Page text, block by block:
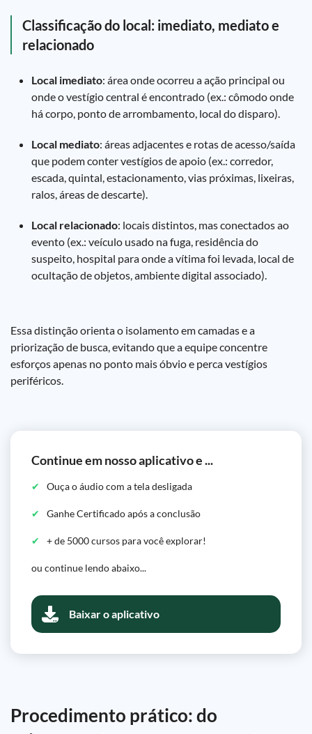
Classificação do local: imediato, mediato e
relacionado
Local imediato: área onde ocorreu a ação principal ou
onde o vestígio central é encontrado (ex.: cômodo onde
há corpo, ponto de arrombamento, local do disparo).
Local mediato: áreas adjacentes e rotas de acesso/saída
que podem conter vestígios de apoio (ex.: corredor,
escada, quintal, estacionamento, vias próximas, lixeiras,
ralos, áreas de descarte).
Local relacionado: locais distintos, mas conectados ao
evento (ex.: veículo usado na fuga, residência do
suspeito, hospital para onde a vítima foi levada, local de
ocultação de objetos, ambiente digital associado).
Essa distinção orienta o isolamento em camadas e a
priorização de busca, evitando que a equipe concentre
esforços apenas no ponto mais óbvio e perca vestígios
periféricos.
Continue em nosso aplicativo e ...
Ouça o áudio com a tela desligada
Ganhe Certificado após a conclusão
+ de 5000 cursos para você explorar!
ou continue lendo abaixo...
Baixar o aplicativo
Procedimento prático: do